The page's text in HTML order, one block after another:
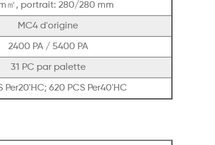
㎡, portrait: 280/280 mm
MC4 d'origine
2400 PA / 5400 PA
31 PC par palette
Per20'HC; 620 PCS Per40'HC